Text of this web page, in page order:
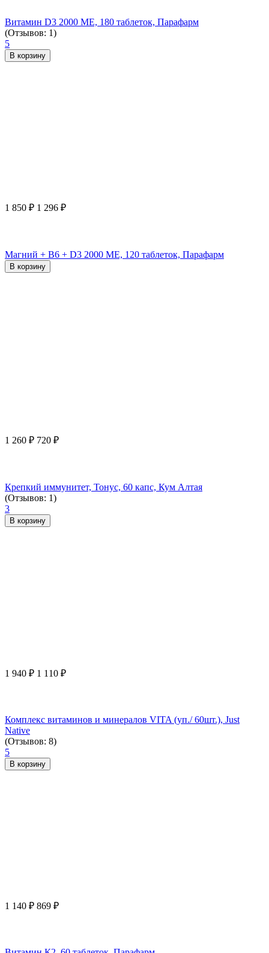
Витамин D3 2000 ME, 180 таблеток, Парафарм
(Отзывов: 1)
5
В корзину
1 850 ₽ 1 296 ₽
Магний + B6 + D3 2000 ME, 120 таблеток, Парафарм
В корзину
1 260 ₽ 720 ₽
Крепкий иммунитет, Тонус, 60 капс, Кум Алтая
(Отзывов: 1)
3
В корзину
1 940 ₽ 1 110 ₽
Комплекс витаминов и минералов VITA (уп./ 60шт.), Just
Native
(Отзывов: 8)
5
В корзину
1 140 ₽ 869 ₽